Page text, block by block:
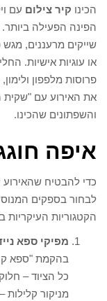
הכינו קיר צילום עם
הפינה הפעילה ביותר.
שייקים מרעננים, מגש
או עוגיות אישיות.
פרוסות מלפפון
את האירוע עם
והשפתונים שהכינו.
איפה
כדי להבטיח שהאירוע
לבחור בספקים
הקטגוריות העיקריות
מפיקי ספא
בהקמת "ספא
כל הציוד –
מניקור